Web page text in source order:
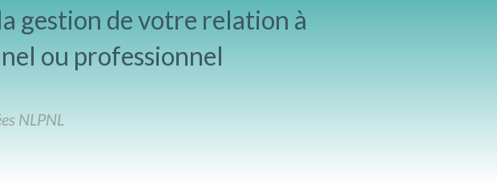
gestion de votre relation à
ou professionnel
NLPNL